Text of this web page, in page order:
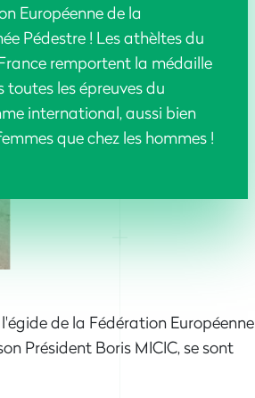
Européenne de la
Pédestre ! Les athèltes du
remportent la médaille
toutes les épreuves du
international, aussi bien
que chez les hommes !
de la Fédération Européenne
Président Boris MICIC, se sont